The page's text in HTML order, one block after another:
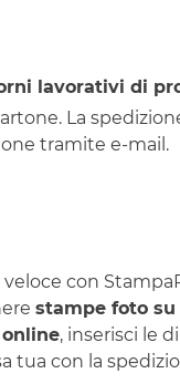
lavorativi di
La
tramite e-mail.
con
stampe foto
, inserisci le
tua con la